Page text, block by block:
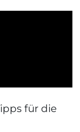
für die